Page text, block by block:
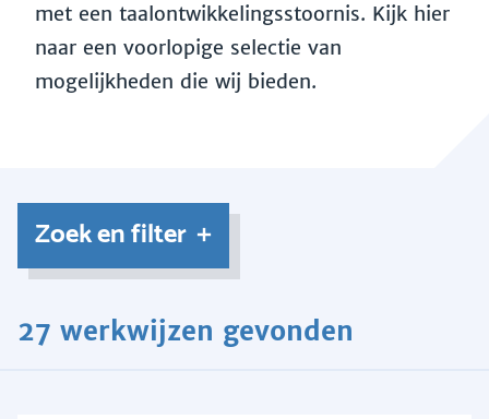
met een taalontwikkelingsstoornis. Kijk hier
naar een voorlopige selectie van
mogelijkheden die wij bieden.
Zoek en filter
27 werkwijzen gevonden